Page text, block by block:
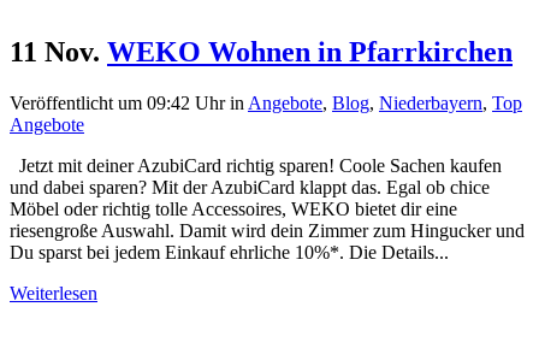
11 Nov. WEKO Wohnen in Pfarrkirchen
Veröffentlicht um 09:42 Uhrin Angebote, Blog, Niederbayern, Top
Angebote
Jetzt mit deiner AzubiCard richtig sparen! Coole Sachen kaufen
und dabei sparen? Mit der AzubiCard klappt das. Egal ob chice
Möbel oder richtig tolle Accessoires, WEKO bietet dir eine
riesengroße Auswahl. Damit wird dein Zimmer zum Hingucker und
Du sparst bei jedem Einkauf ehrliche 10%*. Die Details...
Weiterlesen